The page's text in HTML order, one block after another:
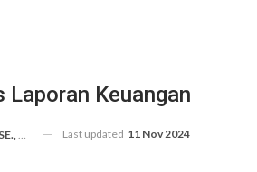
Laporan Keuangan
Last updated 11 Nov 2024